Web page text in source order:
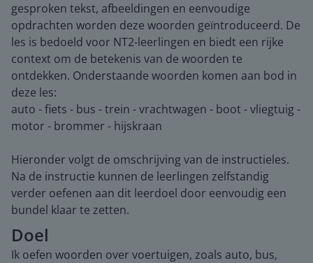
gesproken tekst, afbeeldingen en eenvoudige
opdrachten worden deze woorden geïntroduceerd. De
les is bedoeld voor NT2-leerlingen en biedt een rijke
context om de betekenis van de woorden te
ontdekken. Onderstaande woorden komen aan bod in
deze les:
auto - fiets - bus - trein - vrachtwagen - boot - vliegtuig -
motor - brommer - hijskraan
Hieronder volgt de omschrijving van de instructieles.
Na de instructie kunnen de leerlingen zelfstandig
verder oefenen aan dit leerdoel door eenvoudig een
bundel klaar te zetten.
Doel
Ik oefen woorden over voertuigen, zoals auto, bus,